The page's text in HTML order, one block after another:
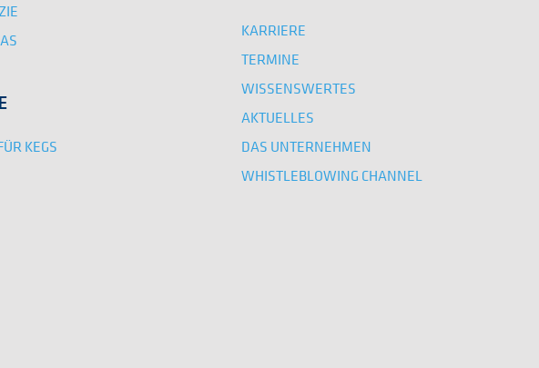
KEGS
KARRIERE
TERMINE
WISSENSWERTES
AKTUELLES
DAS UNTERNEHMEN
WHISTLEBLOWING CHANNEL